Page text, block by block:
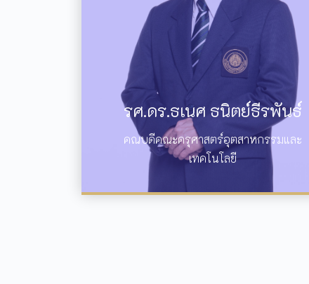
รศ.ดร.ธเนศ ธนิตย์ธีรพันธ์
คณบดีคณะครุศาสตร์อุตสาหกรรมและ
เทคโนโลยี